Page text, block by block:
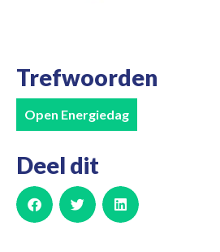
Trefwoorden
Open Energiedag
Deel dit